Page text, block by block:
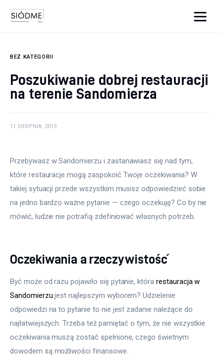
Uroda
BEZ KATEGORII
Poszukiwanie dobrej restauracji
na terenie Sandomierza
11 SIERPNIA, 2019
Przebywasz w Sandomierzu i zastanawiasz się nad tym,
które restauracje mogą zaspokoić Twoje oczekiwania? W
takiej sytuacji przede wszystkim musisz odpowiedzieć sobie
na jedno bardzo ważne pytanie — czego oczekuję? Co by nie
mówić, ludzie nie potrafią zdefiniować własnych potrzeb.
Oczekiwania a rzeczywistość
Być może od razu pojawiło się pytanie, która restauracja w
Sandomierzu jest najlepszym wyborem? Udzielenie
odpowiedzi na to pytanie to nie jest zadanie należące do
najłatwiejszych. Trzeba też pamiętać o tym, że nie wszystkie
oczekiwania muszą zostać spełnione, czego świetnym
dowodem są możliwości finansowe.